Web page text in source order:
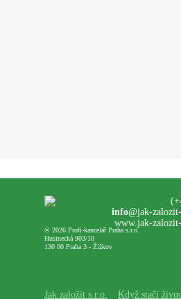
© 2026 Profi-kancelář Praha s.r.o.
Husinecká 903/10
130 00 Praha 3 - Žižkov
info@jak-
www.jak-
Jak založit s.r.o. Když stačí